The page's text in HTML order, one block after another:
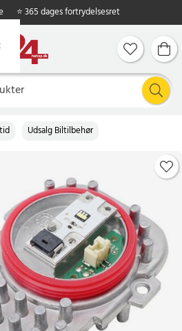
⭐ 365 dages fortrydelsesret
Udsalg Biltilbehør